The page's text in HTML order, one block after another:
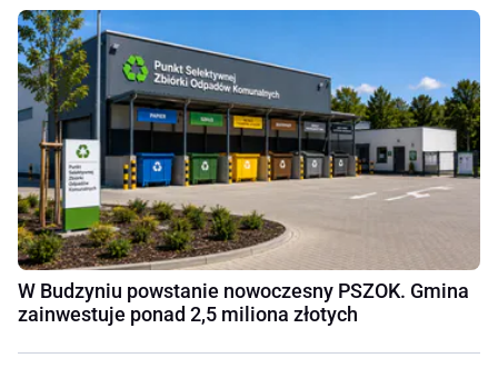
W Budzyniu powstanie nowoczesny PSZOK. Gmina
zainwestuje ponad 2,5 miliona złotych